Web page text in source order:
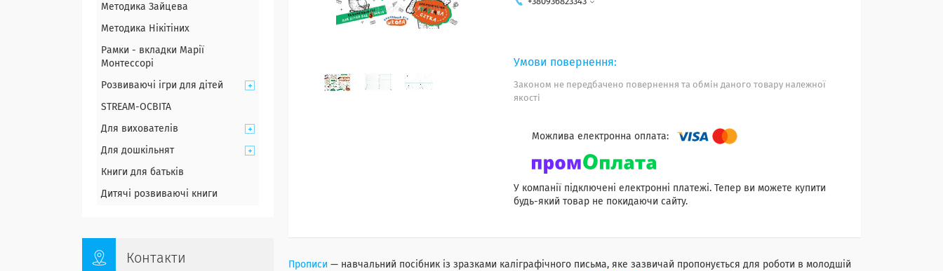
+380936823343
Законом не передбачено повернення та обмін даного товару належної
якості
У компанії підключені електронні платежі. Тепер ви можете купити
будь-який товар не покидаючи сайту.
Прописи — навчальний посібник із зразками каліграфічного письма, яке зазвичай пропонується для роботи в молодшій
Методика Зайцева
Методика Нікітіних
Рамки - вкладки Марії
Монтессорі
Розвиваючі ігри для дітей
STREAM-ОСВІТА
Для вихователів
Для дошкільнят
Книги для батьків
Дитячі розвиваючі книги
Контакти